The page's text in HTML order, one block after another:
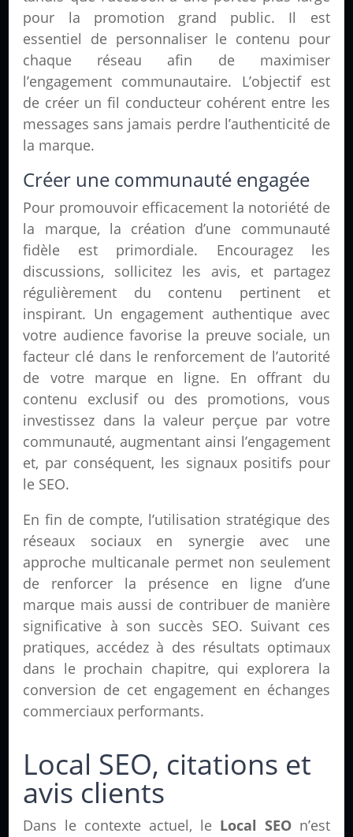
pour la promotion grand public. Il est
essentiel de personnaliser le contenu pour
chaque réseau afin de maximiser
l’engagement communautaire. L’objectif est
de créer un fil conducteur cohérent entre les
messages sans jamais perdre l’authenticité de
la marque.
Créer une communauté engagée
Pour promouvoir efficacement la notoriété de
la marque, la création d’une communauté
fidèle est primordiale. Encouragez les
discussions, sollicitez les avis, et partagez
régulièrement du contenu pertinent et
inspirant. Un engagement authentique avec
votre audience favorise la preuve sociale, un
facteur clé dans le renforcement de l’autorité
de votre marque en ligne. En offrant du
contenu exclusif ou des promotions, vous
investissez dans la valeur perçue par votre
communauté, augmentant ainsi l’engagement
et, par conséquent, les signaux positifs pour
le SEO.
En fin de compte, l’utilisation stratégique des
réseaux sociaux en synergie avec une
approche multicanale permet non seulement
de renforcer la présence en ligne d’une
marque mais aussi de contribuer de manière
significative à son succès SEO. Suivant ces
pratiques, accédez à des résultats optimaux
dans le prochain chapitre, qui explorera la
conversion de cet engagement en échanges
commerciaux performants.
Local SEO, citations et
avis clients
Dans le contexte actuel, le Local SEOn’est